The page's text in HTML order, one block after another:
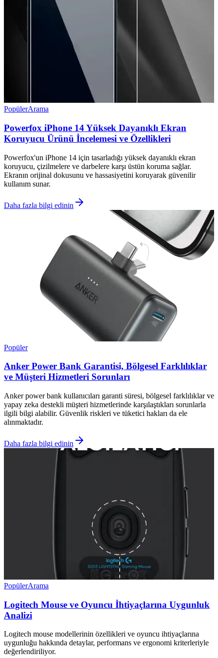
PopülerArama
Powerfox iPhone 14 Yüksek Dayanıklı Ekran
Koruyucu Ürünü İncelemesi ve Özellikleri
Powerfox'un iPhone 14 için tasarladığı yüksek dayanıklı ekran
koruyucu, çizilmelere ve darbelere karşı üstün koruma sağlar.
Ekranın orijinal dokusunu ve hassasiyetini koruyarak güvenilir
kullanım sunar.
Daha fazla bilgi edinin
Popüler
Anker Power Bank Garantisi, Bölgesel Farklılıklar
ve Müşteri Hizmetleri Sorunları
Anker power bank kullanıcıları garanti süresi, bölgesel farklılıklar ve
yapay zeka destekli müşteri hizmetlerinde karşılaştıkları sorunlarla
ilgili bilgi alabilir. Güvenlik riskleri ve tüketici hakları da ele
alınmaktadır.
Daha fazla bilgi edinin
PopülerArama
Logitech Mouse ve Oyuncu İhtiyaçlarına Uygunluk
Analizi
Logitech mouse modellerinin özellikleri ve oyuncu ihtiyaçlarına
uygunluğu hakkında detaylar, performans ve ergonomi kriterleriyle
değerlendiriliyor.